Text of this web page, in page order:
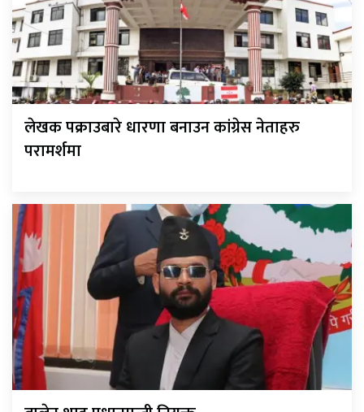
लेखक पक्राउबारे धारणा बनाउन कांग्रेस नेताहरु
परामर्शमा